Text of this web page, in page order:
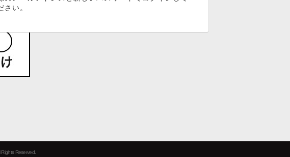
さい。
Reserved.